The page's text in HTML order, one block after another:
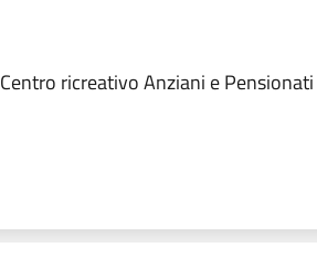
Centro ricreativo Anziani e Pensionati